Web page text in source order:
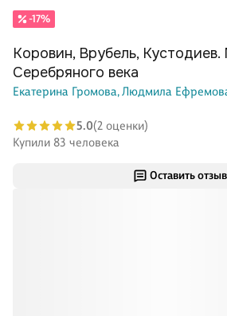
Оставить отзыв
-17%
Коровин, Врубель,
Серебряного века
Екатерина Громова,Людмила
5.0(2 оценки)
Купили 83 человека